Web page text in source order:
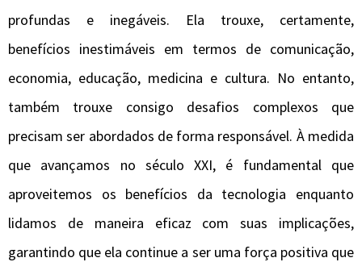
profundas e inegáveis. Ela trouxe, certamente,
benefícios inestimáveis em termos de comunicação,
economia, educação, medicina e cultura. No entanto,
também trouxe consigo desafios complexos que
precisam ser abordados de forma responsável. À medida
que avançamos no século XXI, é fundamental que
aproveitemos os benefícios da tecnologia enquanto
lidamos de maneira eficaz com suas implicações,
garantindo que ela continue a ser uma força positiva que